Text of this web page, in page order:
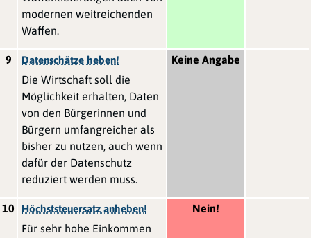
modernen weitreichenden
Waffen.
9 Datenschätze heben!
Die Wirtschaft soll die
Möglichkeit erhalten, Daten
von den Bürgerinnen und
Bürgern umfangreicher als
bisher zu nutzen, auch wenn
dafür der Datenschutz
reduziert werden muss.
Keine Angabe
10 Höchststeuersatz anheben!
Für sehr hohe Einkommen
Nein!